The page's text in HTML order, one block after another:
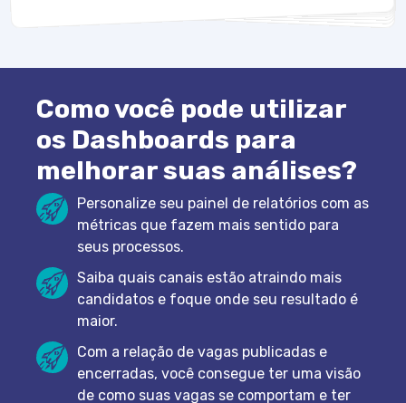
Saiba quais canais estão atraindo mais
maior.
Com a relação de vagas publicadas e
encerradas, você consegue ter uma visão
de como suas vagas se comportam e ter
mais previsibilidade dos prazos
Compartilhe relatórios dinâmicos e
personalizados com seus gestores em
poucos cliques.